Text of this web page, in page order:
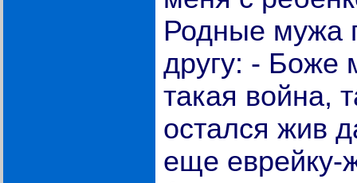
Родные мужа
другу: - Боже
такая война,
остался жив
еще еврейку-